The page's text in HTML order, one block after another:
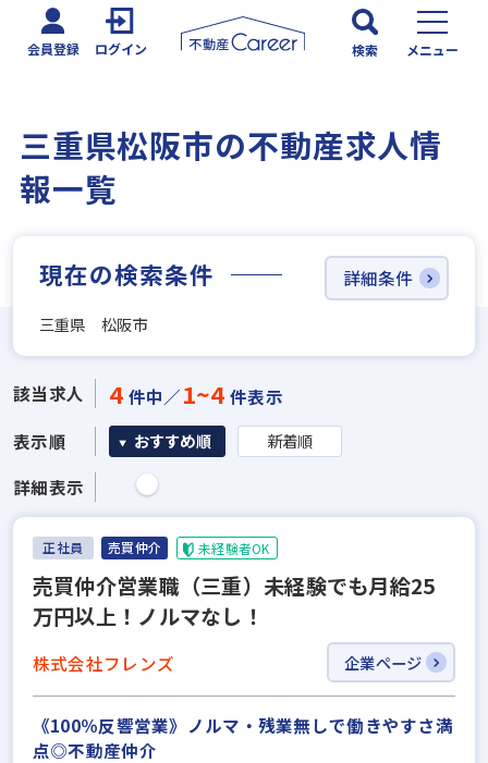
会員登録 ログイン 検索 メニュー
三重県松阪市の不動産求人情
報一覧
現在の検索条件
三重県 松阪市
詳細条件
該当求人 4 件中／1~4 件表示
表示順
おすすめ順 新着順
詳細表示
正社員 売買仲介 未経験者OK
売買仲介営業職（三重）未経験でも月給25
万円以上！ノルマなし！
株式会社フレンズ 企業ページ
《100％反響営業》ノルマ・残業無しで働きやすさ満
点◎不動産仲介